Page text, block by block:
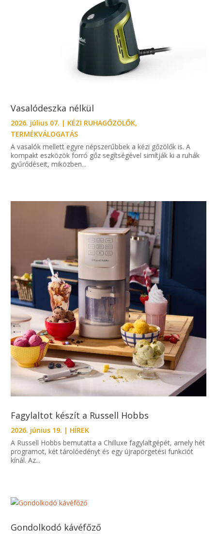
Vasalódeszka nélkül
2026. július 07. | KÉZI RUHAGŐZÖLŐK,
TERMÉKVÁLOGATÁS
A vasalók mellett egyre népszerűbbek a kézi gőzölők is. A
kompakt eszközök forró gőz segítségével simítják ki a ruhák
gyűrődéseit, miközben...
Fagylaltot készít a Russell Hobbs
2026. június 19. | HÍREK
A Russell Hobbs bemutatta a Chilluxe fagylaltgépét, amely hét
programot, két tárolóedényt és egy újrapörgetési funkciót
kínál. Az...
Gondolkodó kávéfőző